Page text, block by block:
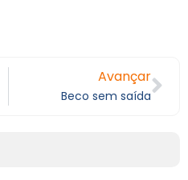
Avançar
Beco sem saída